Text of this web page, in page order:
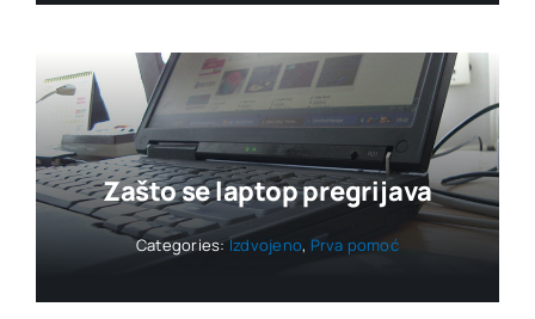
Zašto se laptop pregrijava
Categories:Izdvojeno, Prva pomoć